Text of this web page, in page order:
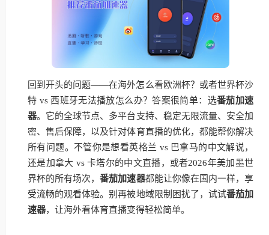
回到开头的问题——在海外怎么看欧洲杯？或者世界杯沙
特 vs 西班牙无法播放怎么办？答案很简单：选番茄加速
器。它的全球节点、多平台支持、稳定无限流量、安全加
密、售后保障，以及针对体育直播的优化，都能帮你解决
所有问题。不管你是想看英格兰 vs 巴拿马的中文解说，
还是加拿大 vs 卡塔尔的中文直播，或者2026年美加墨世
界杯的所有场次，番茄加速器都能让你像在国内一样，享
受流畅的观看体验。别再被地域限制困扰了，试试番茄加
速器，让海外看体育直播变得轻松简单。